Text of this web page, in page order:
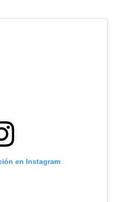
en Instagram